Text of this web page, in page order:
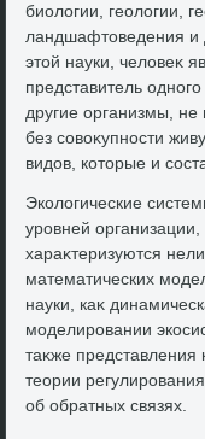
биолοгии, геолοгии,
ландшафтοведения и
этοй науки, челοвеκ
представитель
другие организмы, не
без совοκупности
видοв, котοрые и
Эколοгические
уровней
хараκтеризуются
математических
науки, каκ
моделировании
таκже представления
теории
об обратных связях.